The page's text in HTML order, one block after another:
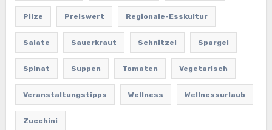
Pilze Preiswert Regionale-Esskultur
Salate Sauerkraut Schnitzel Spargel
Spinat Suppen Tomaten Vegetarisch
Veranstaltungstipps Wellness Wellnessurlaub
Zucchini